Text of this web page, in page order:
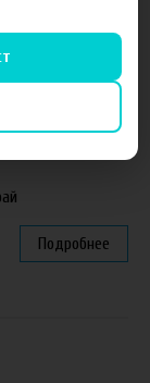
Подробнее